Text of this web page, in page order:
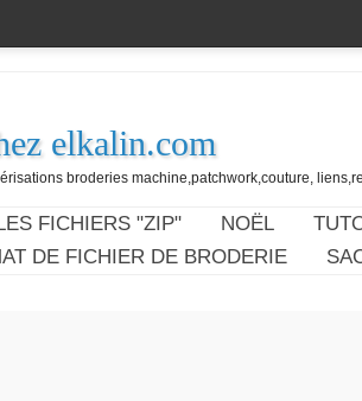
elkalin.com
broderies machine,patchwork,couture,
FICHIERS "ZIP" NOËL
DE FICHIER DE BRODERIE